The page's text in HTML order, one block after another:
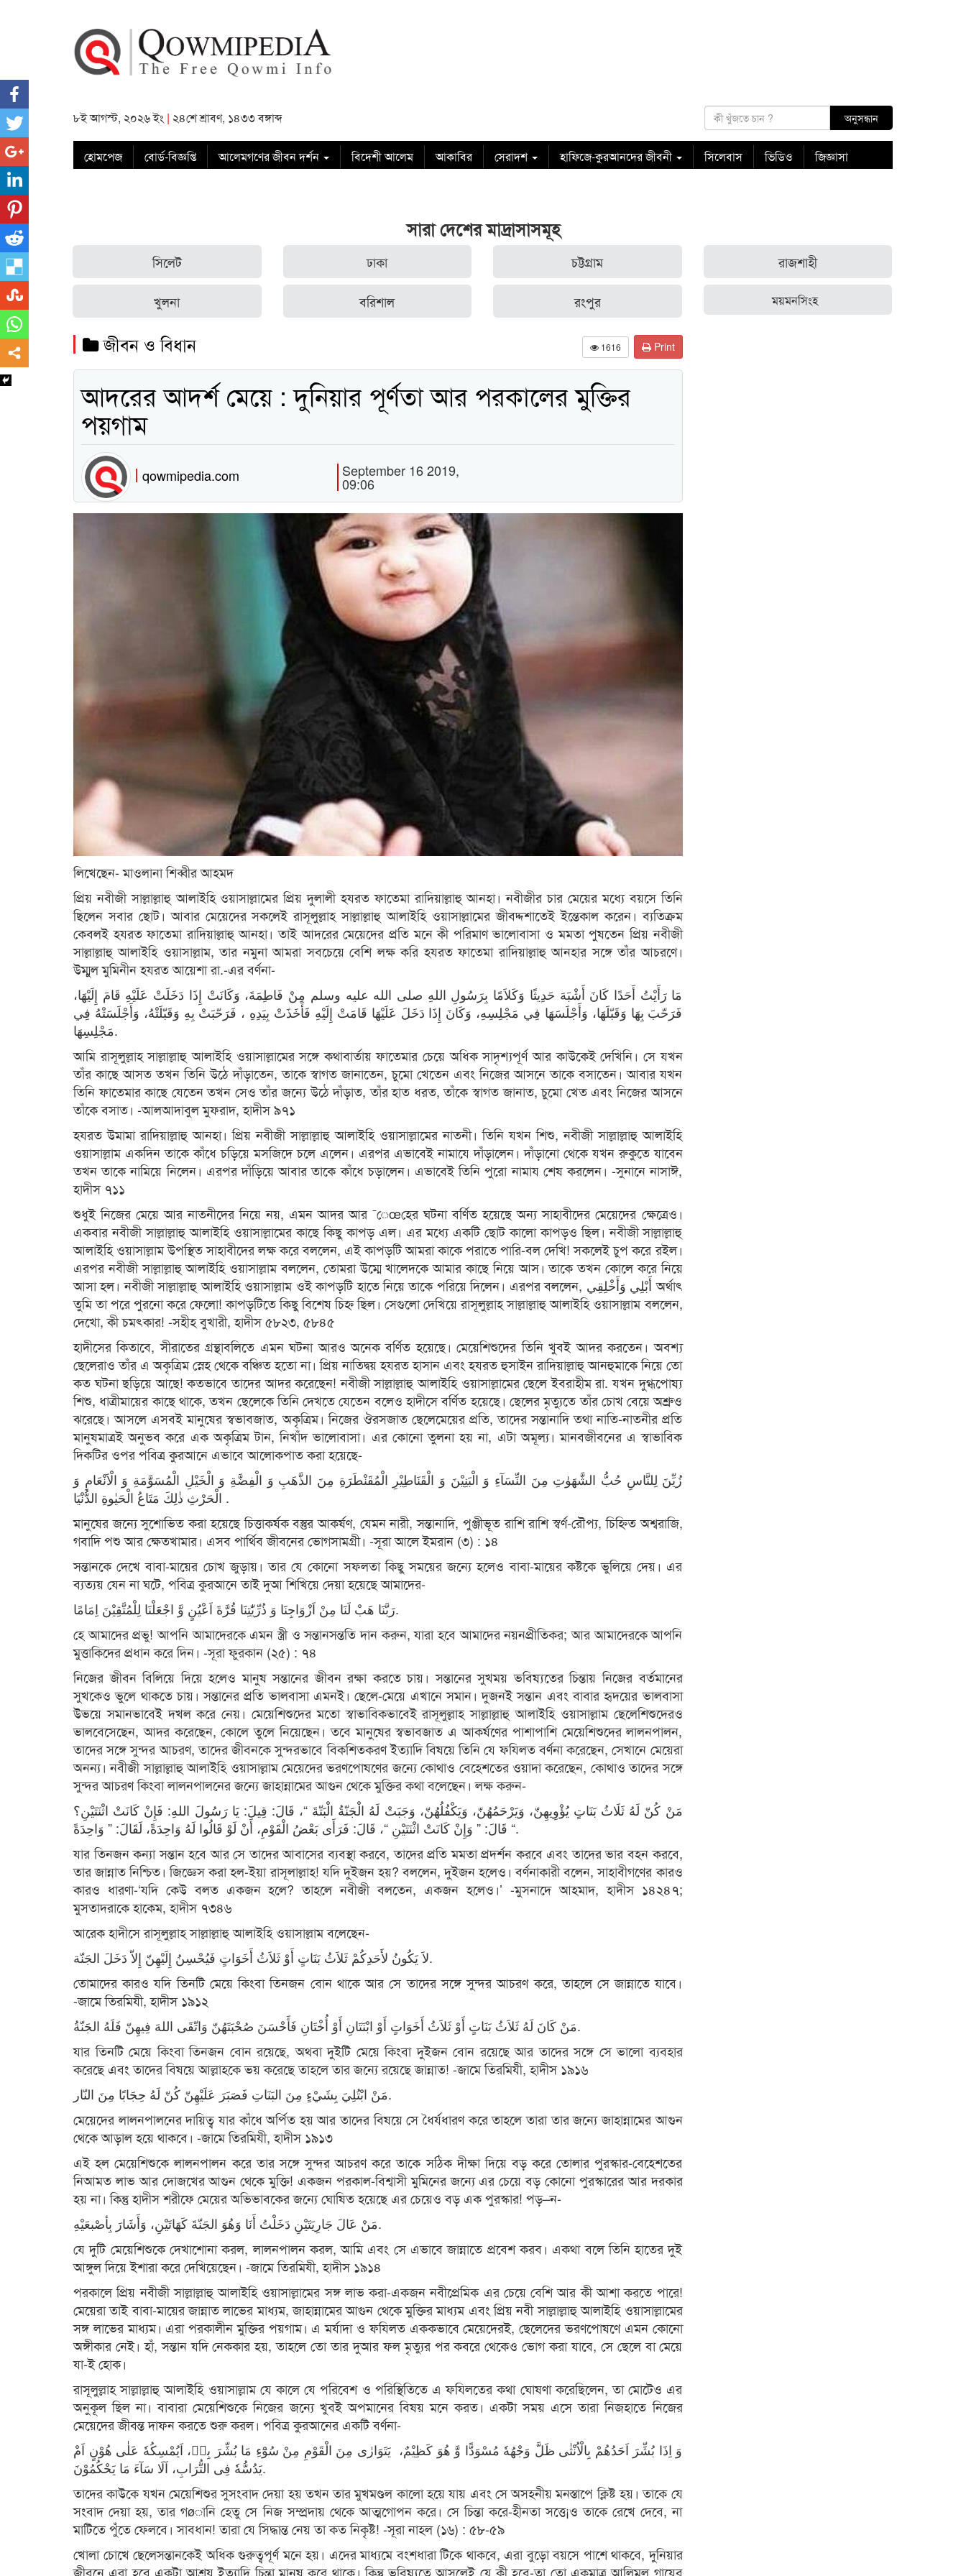
৮ই আগস্ট, ২০২৬ ইং | ২৪শে শ্রাবণ, ১৪৩৩ বঙ্গাব্দ
হোমপেজ বোর্ড-বিজ্ঞপ্তি আলেমগণের জীবন দর্শন বিদেশী আলেম আকাবির সেরাদশ হাফিজে-কুরআনদের জীবনী সিলেবাস ভিডিও জিজ্ঞাসা
সারা দেশের মাদ্রাসাসমূহ
সিলেট ঢাকা চট্টগ্রাম রাজশাহী
খুলনা বরিশাল রংপুর ময়মনসিংহ
জীবন ও বিধান 1616 Print
আদরের আদর্শ মেয়ে : দুনিয়ার পূর্ণতা আর পরকালের মুক্তির
পয়গাম
qowmipedia.com September 16 2019,
09:06
লিখেছেন- মাওলানা শিব্বীর আহমদ
প্রিয় নবীজী সাল্লাল্লাহু আলাইহি ওয়াসাল্লামের প্রিয় দুলালী হযরত ফাতেমা রাদিয়াল্লাহু আনহা। নবীজীর চার মেয়ের মধ্যে বয়সে তিনি
ছিলেন সবার ছোট। আবার মেয়েদের সকলেই রাসূলুল্লাহ সাল্লাল্লাহু আলাইহি ওয়াসাল্লামের জীবদ্দশাতেই ইন্তেকাল করেন। ব্যতিক্রম
কেবলই হযরত ফাতেমা রাদিয়াল্লাহু আনহা। তাই আদরের মেয়েদের প্রতি মনে কী পরিমাণ ভালোবাসা ও মমতা পুষতেন প্রিয় নবীজী
সাল্লাল্লাহু আলাইহি ওয়াসাল্লাম, তার নমুনা আমরা সবচেয়ে বেশি লক্ষ করি হযরত ফাতেমা রাদিয়াল্লাহু আনহার সঙ্গে তাঁর আচরণে।
উম্মুল মুমিনীন হযরত আয়েশা রা.-এর বর্ণনা-
مَا رَأَيْتُ أَحَدًا كَانَ أَشْبَهَ حَدِيثًا وَكَلاَمًا بِرَسُولِ اللهِ صلى الله عليه وسلم مِنْ فَاطِمَةَ، وَكَانَتْ إِذَا دَخَلَتْ عَلَيْهِ قَامَ إِلَيْهَا،
فَرَحّبَ بِهَا وَقَبّلَهَا، وَأَجْلَسَهَا فِي مَجْلِسِهِ، وَكَانَ إِذَا دَخَلَ عَلَيْهَا قَامَتْ إِلَيْهِ فَأَخَذَتْ بِيَدِهِ ، فَرَحّبَتْ بِهِ وَقَبّلَتْهُ، وَأَجْلَسَتْهُ فِي
مَجْلِسِهَا.
আমি রাসূলুল্লাহ সাল্লাল্লাহু আলাইহি ওয়াসাল্লামের সঙ্গে কথাবার্তায় ফাতেমার চেয়ে অধিক সাদৃশ্যপূর্ণ আর কাউকেই দেখিনি। সে যখন
তাঁর কাছে আসত তখন তিনি উঠে দাঁড়াতেন, তাকে স্বাগত জানাতেন, চুমো খেতেন এবং নিজের আসনে তাকে বসাতেন। আবার যখন
তিনি ফাতেমার কাছে যেতেন তখন সেও তাঁর জন্যে উঠে দাঁড়াত, তাঁর হাত ধরত, তাঁকে স্বাগত জানাত, চুমো খেত এবং নিজের আসনে
তাঁকে বসাত। -আলআদাবুল মুফরাদ, হাদীস ৯৭১
হযরত উমামা রাদিয়াল্লাহু আনহা। প্রিয় নবীজী সাল্লাল্লাহু আলাইহি ওয়াসাল্লামের নাতনী। তিনি যখন শিশু, নবীজী সাল্লাল্লাহু আলাইহি
ওয়াসাল্লাম একদিন তাকে কাঁধে চড়িয়ে মসজিদে চলে এলেন। এরপর এভাবেই নামাযে দাঁড়ালেন। দাঁড়ানো থেকে যখন রুকুতে যাবেন
তখন তাকে নামিয়ে নিলেন। এরপর দাঁড়িয়ে আবার তাকে কাঁধে চড়ালেন। এভাবেই তিনি পুরো নামায শেষ করলেন। -সুনানে নাসাঈ,
হাদীস ৭১১
শুধুই নিজের মেয়ে আর নাতনীদের নিয়ে নয়, এমন আদর আর ¯েœহের ঘটনা বর্ণিত হয়েছে অন্য সাহাবীদের মেয়েদের ক্ষেত্রেও।
একবার নবীজী সাল্লাল্লাহু আলাইহি ওয়াসাল্লামের কাছে কিছু কাপড় এল। এর মধ্যে একটি ছোট কালো কাপড়ও ছিল। নবীজী সাল্লাল্লাহু
আলাইহি ওয়াসাল্লাম উপস্থিত সাহাবীদের লক্ষ করে বললেন, এই কাপড়টি আমরা কাকে পরাতে পারি-বল দেখি! সকলেই চুপ করে রইল।
এরপর নবীজী সাল্লাল্লাহু আলাইহি ওয়াসাল্লাম বললেন, তোমরা উম্মে খালেদকে আমার কাছে নিয়ে আস। তাকে তখন কোলে করে নিয়ে
আসা হল। নবীজী সাল্লাল্লাহু আলাইহি ওয়াসাল্লাম ওই কাপড়টি হাতে নিয়ে তাকে পরিয়ে দিলেন। এরপর বললেন, أَبْلِي وَأَخْلِقِي অর্থাৎ
তুমি তা পরে পুরনো করে ফেলো! কাপড়টিতে কিছু বিশেষ চিহ্ন ছিল। সেগুলো দেখিয়ে রাসূলুল্লাহ সাল্লাল্লাহু আলাইহি ওয়াসাল্লাম বললেন,
দেখো, কী চমৎকার! -সহীহ বুখারী, হাদীস ৫৮২৩, ৫৮৪৫
হাদীসের কিতাবে, সীরাতের গ্রন্থাবলিতে এমন ঘটনা আরও অনেক বর্ণিত হয়েছে। মেয়েশিশুদের তিনি খুবই আদর করতেন। অবশ্য
ছেলেরাও তাঁর এ অকৃত্রিম স্নেহ থেকে বঞ্চিত হতো না। প্রিয় নাতিদ্বয় হযরত হাসান এবং হযরত হুসাইন রাদিয়াল্লাহু আনহুমাকে নিয়ে তো
কত ঘটনা ছড়িয়ে আছে! কতভাবে তাদের আদর করেছেন! নবীজী সাল্লাল্লাহু আলাইহি ওয়াসাল্লামের ছেলে ইবরাহীম রা. যখন দুগ্ধপোষ্য
শিশু, ধাত্রীমায়ের কাছে থাকে, তখন ছেলেকে তিনি দেখতে যেতেন বলেও হাদীসে বর্ণিত হয়েছে। ছেলের মৃত্যুতে তাঁর চোখ বেয়ে অশ্রুও
ঝরেছে। আসলে এসবই মানুষের স্বভাবজাত, অকৃত্রিম। নিজের ঔরসজাত ছেলেমেয়ের প্রতি, তাদের সন্তানাদি তথা নাতি-নাতনীর প্রতি
মানুষমাত্রই অনুভব করে এক অকৃত্রিম টান, নিখাঁদ ভালোবাসা। এর কোনো তুলনা হয় না, এটা অমূল্য। মানবজীবনের এ স্বাভাবিক
দিকটির ওপর পবিত্র কুরআনে এভাবে আলোকপাত করা হয়েছে-
زُیِّنَ لِلنَّاسِ حُبُّ الشَّهَوٰتِ مِنَ النِّسَآءِ وَ الْبَنِیْنَ وَ الْقَنَاطِیْرِ الْمُقَنْطَرَةِ مِنَ الذَّهَبِ وَ الْفِضَّةِ وَ الْخَیْلِ الْمُسَوَّمَةِ وَ الْاَنْعَامِ وَ
الْحَرْثِ ذٰلِكَ مَتَاعُ الْحَیٰوةِ الدُّنْیَا .
মানুষের জন্যে সুশোভিত করা হয়েছে চিত্তাকর্ষক বস্তুর আকর্ষণ, যেমন নারী, সন্তানাদি, পুঞ্জীভূত রাশি রাশি স্বর্ণ-রৌপ্য, চিহ্নিত অশ্বরাজি,
গবাদি পশু আর ক্ষেতখামার। এসব পার্থিব জীবনের ভোগসামগ্রী। -সূরা আলে ইমরান (৩) : ১৪
সন্তানকে দেখে বাবা-মায়ের চোখ জুড়ায়। তার যে কোনো সফলতা কিছু সময়ের জন্যে হলেও বাবা-মায়ের কষ্টকে ভুলিয়ে দেয়। এর
ব্যত্যয় যেন না ঘটে, পবিত্র কুরআনে তাই দুআ শিখিয়ে দেয়া হয়েছে আমাদের-
رَبَّنَا هَبْ لَنَا مِنْ اَزْوَاجِنَا وَ ذُرِّیّٰتِنَا قُرَّةَ اَعْیُنٍ وَّ اجْعَلْنَا لِلْمُتَّقِیْنَ اِمَامًا.
হে আমাদের প্রভু! আপনি আমাদেরকে এমন স্ত্রী ও সন্তানসন্ততি দান করুন, যারা হবে আমাদের নয়নপ্রীতিকর; আর আমাদেরকে আপনি
মুত্তাকিদের প্রধান করে দিন। -সূরা ফুরকান (২৫) : ৭৪
নিজের জীবন বিলিয়ে দিয়ে হলেও মানুষ সন্তানের জীবন রক্ষা করতে চায়। সন্তানের সুখময় ভবিষ্যতের চিন্তায় নিজের বর্তমানের
সুখকেও ভুলে থাকতে চায়। সন্তানের প্রতি ভালবাসা এমনই। ছেলে-মেয়ে এখানে সমান। দুজনই সন্তান এবং বাবার হৃদয়ের ভালবাসা
উভয়ে সমানভাবেই দখল করে নেয়। মেয়েশিশুদের মতো স্বাভাবিকভাবেই রাসূলুল্লাহ সাল্লাল্লাহু আলাইহি ওয়াসাল্লাম ছেলেশিশুদেরও
ভালবেসেছেন, আদর করেছেন, কোলে তুলে নিয়েছেন। তবে মানুষের স্বভাবজাত এ আকর্ষণের পাশাপাশি মেয়েশিশুদের লালনপালন,
তাদের সঙ্গে সুন্দর আচরণ, তাদের জীবনকে সুন্দরভাবে বিকশিতকরণ ইত্যাদি বিষয়ে তিনি যে ফযিলত বর্ণনা করেছেন, সেখানে মেয়েরা
অনন্য। নবীজী সাল্লাল্লাহু আলাইহি ওয়াসাল্লাম মেয়েদের ভরণপোষণের জন্যে কোথাও বেহেশতের ওয়াদা করেছেন, কোথাও তাদের সঙ্গে
সুন্দর আচরণ কিংবা লালনপালনের জন্যে জাহান্নামের আগুন থেকে মুক্তির কথা বলেছেন। লক্ষ করুন-
مَنْ كُنّ لَهُ ثَلَاثُ بَنَاتٍ يُؤْوِيهِنّ، وَيَرْحَمُهُنّ، وَيَكْفُلُهُنّ، وَجَبَتْ لَهُ الْجَنّةُ الْبَتّةَ “، قَالَ: قِيلَ: يَا رَسُولَ اللهِ: فَإِنْ كَانَتْ اثْنَتَيْنِ؟
قَالَ: ” وَإِنْ كَانَتْ اثْنَتَيْنِ “، قَالَ: فَرَأَى بَعْضُ الْقَوْمِ، أَنْ لَوْ قَالُوا لَهُ وَاحِدَةً، لَقَالَ: ” وَاحِدَةً “.
যার তিনজন কন্যা সন্তান হবে আর সে তাদের আবাসের ব্যবস্থা করবে, তাদের প্রতি মমতা প্রদর্শন করবে এবং তাদের ভার বহন করবে,
তার জান্নাত নিশ্চিত। জিজ্ঞেস করা হল-ইয়া রাসূলাল্লাহ! যদি দুইজন হয়? বললেন, দুইজন হলেও। বর্ণনাকারী বলেন, সাহাবীগণের কারও
কারও ধারণা-‘যদি কেউ বলত একজন হলে? তাহলে নবীজী বলতেন, একজন হলেও।’ -মুসনাদে আহমাদ, হাদীস ১৪২৪৭;
মুসতাদরাকে হাকেম, হাদীস ৭৩৪৬
আরেক হাদীসে রাসূলুল্লাহ সাল্লাল্লাহু আলাইহি ওয়াসাল্লাম বলেছেন-
لاَ يَكُونُ لأَحَدِكُمْ ثَلاَثُ بَنَاتٍ أَوْ ثَلاَثُ أَخَوَاتٍ فَيُحْسِنُ إِلَيْهِنّ إِلاّ دَخَلَ الجَنّة.
তোমাদের কারও যদি তিনটি মেয়ে কিংবা তিনজন বোন থাকে আর সে তাদের সঙ্গে সুন্দর আচরণ করে, তাহলে সে জান্নাতে যাবে।
-জামে তিরমিযী, হাদীস ১৯১২
مَنْ كَانَ لَهُ ثَلاَثُ بَنَاتٍ أَوْ ثَلاَثُ أَخَوَاتٍ أَوْ ابْنَتَانِ أَوْ أُخْتَانِ فَأَحْسَنَ صُحْبَتَهُنّ وَاتّقَى اللهَ فِيهِنّ فَلَهُ الجَنّةُ.
যার তিনটি মেয়ে কিংবা তিনজন বোন রয়েছে, অথবা দুইটি মেয়ে কিংবা দুইজন বোন রয়েছে আর তাদের সঙ্গে সে ভালো ব্যবহার
করেছে এবং তাদের বিষয়ে আল্লাহকে ভয় করেছে তাহলে তার জন্যে রয়েছে জান্নাত! -জামে তিরমিযী, হাদীস ১৯১৬
مَنْ ابْتُلِيَ بِشَيْءٍ مِنَ البَنَاتِ فَصَبَرَ عَلَيْهِنّ كُنّ لَهُ حِجَابًا مِنَ النّار.
মেয়েদের লালনপালনের দায়িত্ব যার কাঁধে অর্পিত হয় আর তাদের বিষয়ে সে ধৈর্যধারণ করে তাহলে তারা তার জন্যে জাহান্নামের আগুন
থেকে আড়াল হয়ে থাকবে। -জামে তিরমিযী, হাদীস ১৯১৩
এই হল মেয়েশিশুকে লালনপালন করে তার সঙ্গে সুন্দর আচরণ করে তাকে সঠিক দীক্ষা দিয়ে বড় করে তোলার পুরস্কার-বেহেশতের
নিআমত লাভ আর দোজখের আগুন থেকে মুক্তি! একজন পরকাল-বিশ্বাসী মুমিনের জন্যে এর চেয়ে বড় কোনো পুরস্কারের আর দরকার
হয় না। কিন্তু হাদীস শরীফে মেয়ের অভিভাবকের জন্যে ঘোষিত হয়েছে এর চেয়েও বড় এক পুরস্কার! পড়–ন-
مَنْ عَالَ جَارِيَتَيْنِ دَخَلْتُ أَنَا وَهُوَ الجَنّةَ كَهَاتَيْنِ، وَأَشَارَ بِأصْبعَيْهِ.
যে দুটি মেয়েশিশুকে দেখাশোনা করল, লালনপালন করল, আমি এবং সে এভাবে জান্নাতে প্রবেশ করব। একথা বলে তিনি হাতের দুই
আঙ্গুল দিয়ে ইশারা করে দেখিয়েছেন। -জামে তিরমিযী, হাদীস ১৯১৪
পরকালে প্রিয় নবীজী সাল্লাল্লাহু আলাইহি ওয়াসাল্লামের সঙ্গ লাভ করা-একজন নবীপ্রেমিক এর চেয়ে বেশি আর কী আশা করতে পারে!
মেয়েরা তাই বাবা-মায়ের জান্নাত লাভের মাধ্যম, জাহান্নামের আগুন থেকে মুক্তির মাধ্যম এবং প্রিয় নবী সাল্লাল্লাহু আলাইহি ওয়াসাল্লামের
সঙ্গ লাভের মাধ্যম। এরা পরকালীন মুক্তির পয়গাম। এ মর্যাদা ও ফযিলত এককভাবে মেয়েদেরই, ছেলেদের ভরণপোষণে এমন কোনো
অঙ্গীকার নেই। হাঁ, সন্তান যদি নেককার হয়, তাহলে তো তার দুআর ফল মৃত্যুর পর কবরে থেকেও ভোগ করা যাবে, সে ছেলে বা মেয়ে
যা-ই হোক।
রাসূলুল্লাহ সাল্লাল্লাহু আলাইহি ওয়াসাল্লাম যে কালে যে পরিবেশ ও পরিস্থিতিতে এ ফযিলতের কথা ঘোষণা করেছিলেন, তা মোটেও এর
অনুকূল ছিল না। বাবারা মেয়েশিশুকে নিজের জন্যে খুবই অপমানের বিষয় মনে করত। একটা সময় এসে তারা নিজহাতে নিজের
মেয়েদের জীবন্ত দাফন করতে শুরু করল। পবিত্র কুরআনের একটি বর্ণনা-
وَ اِذَا بُشِّرَ اَحَدُهُمْ بِالْاُنْثٰی ظَلَّ وَجْهُهٗ مُسْوَدًّا وَّ هُوَ كَظِیْمٌ، یَتَوَارٰی مِنَ الْقَوْمِ مِنْ سُوْٓءِ مَا بُشِّرَ بِهٖ، اَیُمْسِكُهٗ عَلٰی هُوْنٍ اَمْ
یَدُسُّهٗ فِی التُّرَابِ، اَلَا سَآءَ مَا یَحْكُمُوْنَ.
তাদের কাউকে যখন মেয়েশিশুর সুসংবাদ দেয়া হয় তখন তার মুখমণ্ডল কালো হয়ে যায় এবং সে অসহনীয় মনস্তাপে ক্লিষ্ট হয়। তাকে যে
সংবাদ দেয়া হয়, তার গøানি হেতু সে নিজ সম্প্রদায় থেকে আত্মগোপন করে। সে চিন্তা করে-হীনতা সত্তে¡ও তাকে রেখে দেবে, না
মাটিতে পুঁতে ফেলবে। সাবধান! তারা যে সিদ্ধান্ত নেয় তা কত নিকৃষ্ট! -সূরা নাহল (১৬) : ৫৮-৫৯
খোলা চোখে ছেলেসন্তানকেই অধিক গুরুত্বপূর্ণ মনে হয়। এদের মাধ্যমে বংশধারা টিকে থাকবে, এরা বুড়ো বয়সে পাশে থাকবে, দুনিয়ার
জীবনে এরা হবে একটা আশ্রয় ইত্যাদি চিন্তা মানুষ করে থাকে। কিন্তু ভবিষ্যতে আসলেই যে কী হবে-তা তো একমাত্র আলিমুল গায়েব